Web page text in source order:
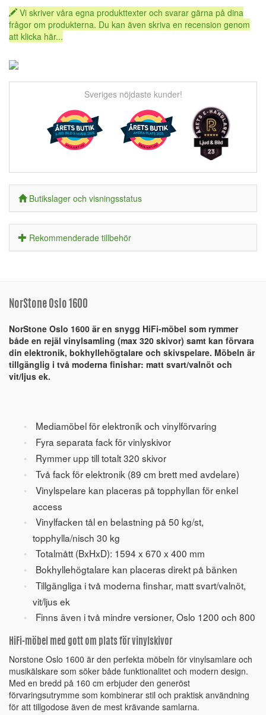
Vi skriver våra egna produkttexter och svarar gärna på dina
frågor om produkterna. Du kan även skriva en recension genom
att klicka här...
Sveriges nöjdaste kunder!
Butikslager och visningsstatus
Rekommenderade tillbehör
NorStone Oslo 1600
NorStone Oslo 1600 är en snygg HiFi-möbel som rymmer
både en rejäl vinylsamling (max 320 skivor) samt kan förvara
din elektronik, bokhyllehögtalare och skivspelare. Möbeln är
tillgänglig i två moderna finishar: matt svart/valnöt och
vit/ljus ek.
Mediamöbel för elektronik och vinylförvaring
Fyra separata fack för vinlyskivor
Rymmer upp till totalt 320 skivor
Två fack för elektronik (89 cm brett med avdelare)
Vinylspelare kan placeras på topphyllan för enkel
access
Vinylfacken tål en belastning på 50 kg/st,
topphylla/nisch 30 kg
Totalmått (BxHxD): 1594 x 670 x 400 mm
Bokhyllehögtalare kan placeras direkt på bänken
Tillgängliga i två moderna finshar, matt svart/valnöt,
vit/ljus ek
Finns även i två mindre versioner, Oslo 1200 och 800
HiFi-möbel med gott om plats för vinylskivor
Norstone Oslo 1600 är den perfekta möbeln för vinylsamlare och
musikälskare som söker både funktionalitet och modern design.
Med en bredd på 160 cm erbjuder den generöst
förvaringsutrymme som kombinerar stil och praktisk användning
för att tillgodose även de mest krävande samlarna.